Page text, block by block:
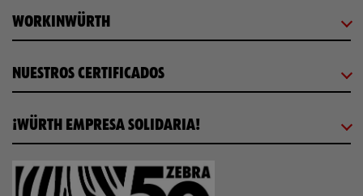
WORKINWÜRTH
NUESTROS CERTIFICADOS
¡WÜRTH EMPRESA SOLIDARIA!